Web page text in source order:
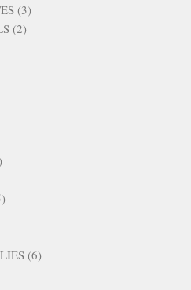
(3)
(2)
(6)